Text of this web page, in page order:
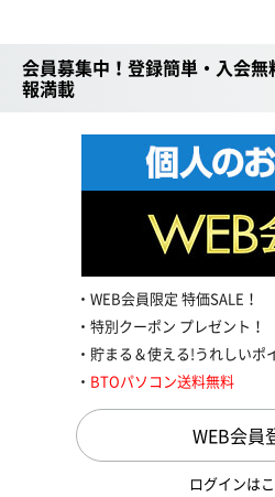
会員募集中！登録簡単・入会
報満載
WEB会員限定 特価SALE！
特別クーポン プレゼント！
貯まる＆使える!うれしいポ
BTOパソコン送料無料
WEB会員
ログインは